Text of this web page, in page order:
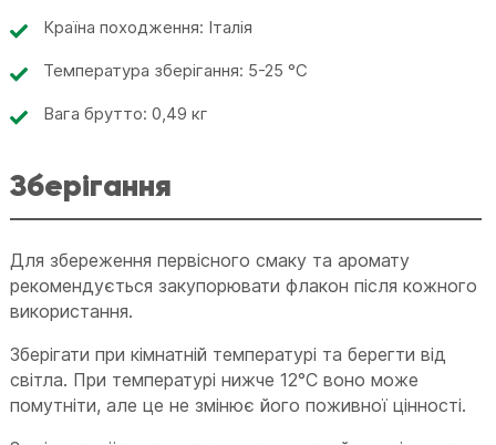
Країна походження: Італія
Температура зберігання: 5-25 °C
Вага брутто: 0,49 кг
Зберігання
Для збереження первісного смаку та аромату
рекомендується закупорювати флакон після кожного
використання.
Зберігати при кімнатній температурі та берегти від
світла. При температурі нижче 12°C воно може
помутніти, але це не змінює його поживної цінності.